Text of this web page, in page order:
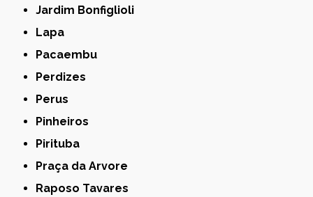
Jardim Bonfiglioli
Lapa
Pacaembu
Perdizes
Perus
Pinheiros
Pirituba
Praça da Arvore
Raposo Tavares